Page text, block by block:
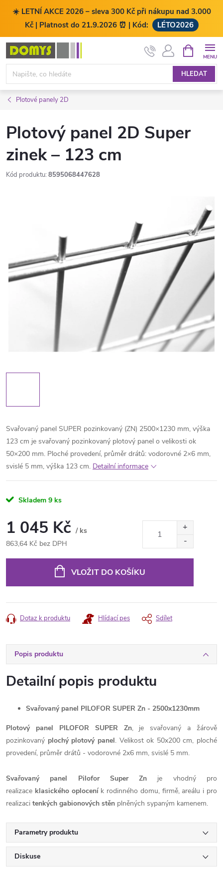
☀️ LETNÍ AKCE 2026 – sleva 300 Kč při nákupu nad 3.000
Kč | Platnost do 21.9.2026 ⏰ | Kód:
LÉTO2026
Přejít
obsah
HLEDAT
NÁKUPNÍ
KOŠÍK
Plotové panely 2D
Plotový panel 2D Super
zinek – 123 cm
Kód produktu: 8595068447628
Svařovaný panel SUPER pozinkovaný (ZN) 2500×1230 mm, výška
123 cm je svařovaný pozinkovaný plotový panel o velikosti ok
50×200 mm. Ploché provedení, průměr drátů: vodorovné 2×6 mm,
svislé 5 mm, výška 123 cm. Detailní informace
Skladem 9 ks
1 045 Kč / ks
863,64 Kč bez DPH
VLOŽIT DO KOŠÍKU
Dotaz k produktu Hlídací pes Sdílet
Popis produktu
Detailní popis produktu
Svařovaný panel PILOFOR SUPER Zn - 2500x1230mm
Plotový panel PILOFOR SUPER Zn, je svařovaný a žárově
pozinkovaný plochý plotový panel. Velikost ok 50x200 cm, ploché
provedení, průměr drátů - vodorovné 2x6 mm, svislé 5 mm.
Svařovaný panel Pilofor Super Zn je vhodný pro
realizace klasického oploceník rodinného domu, firmě, areálu i pro
realizaci tenkých gabionových stěn plněných sypaným kamenem.
Parametry produktu
Diskuse